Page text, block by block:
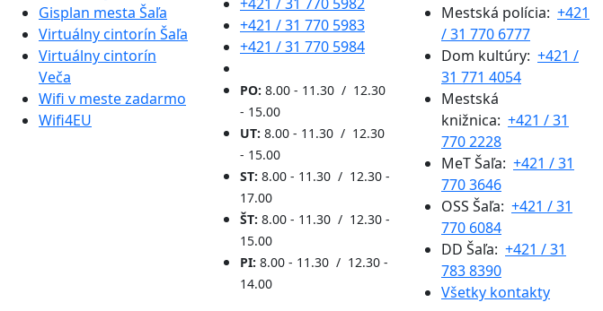
Gisplan mesta Šaľa
Virtuálny cintorín Šaľa
Virtuálny cintorín
Veča
Wifi v meste zadarmo
Wifi4EU
+421 / 31 770 5983
+421 / 31 770 5984
PO: 8.00 - 11.30 / 12.30
- 15.00
UT: 8.00 - 11.30 / 12.30
- 15.00
ST: 8.00 - 11.30 / 12.30 -
17.00
ŠT: 8.00 - 11.30 / 12.30 -
15.00
PI: 8.00 - 11.30 / 12.30 -
14.00
Mestská polícia: +421
/ 31 770 6777
Dom kultúry: +421 /
31 771 4054
Mestská
knižnica: +421 / 31
770 2228
MeT Šaľa: +421 / 31
770 3646
OSS Šaľa: +421 / 31
770 6084
DD Šaľa: +421 / 31
783 8390
Všetky kontakty